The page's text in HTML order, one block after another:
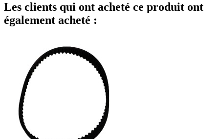
Les clients qui ont acheté ce produit ont
également acheté :